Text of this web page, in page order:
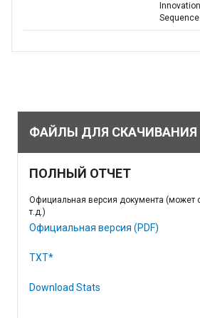
Sequence
ФАЙЛЫ ДЛЯ СКАЧИВАНИЯ
ПОЛНЫЙ ОТЧЕТ
Официальная версия документа (может
т.д.)
Официальная версия (PDF)
TXT*
Download Stats